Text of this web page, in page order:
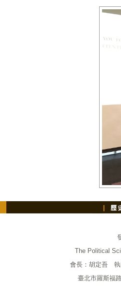
The Political
會長：胡定吾
臺北市羅斯福